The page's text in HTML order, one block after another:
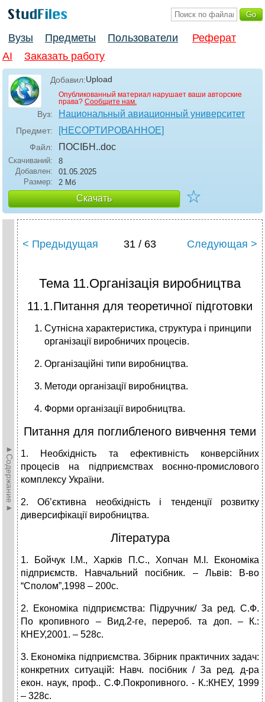
Вузы Предметы Пользователи
Реферат
AI
Заказать работу
Добавил:Upload
Опубликованный материал нарушает ваши авторские
права? Сообщите нам.
Вуз: Национальный авиационный университет
Предмет: [НЕСОРТИРОВАННОЕ]
Файл: ПОСІБН..doc
Скачиваний:
8
Добавлен:
01.05.2025
Размер:
2 Мб
Скачать ☆
►Содержание►
< Предыдущая 31 / 63 Следующая >
Тема 11.Організація виробництва
11.1.Питання для теоретичної підготовки
Сутнісна характеристика, структура і принципи
організації виробничих процесів.
Організаційні типи виробництва.
Методи організації виробництва.
Форми організації виробництва.
Питання для поглибленого вивчення теми
1. Необхідність та ефективність конверсійних
процесів на підприємствах воєнно-промислового
комплексу України.
2. Об’єктивна необхідність і тенденції розвитку
диверсифікації виробництва.
Література
1. Бойчук І.М., Харків П.С., Хопчан М.І. Економіка
підприємств. Навчальний посібник. – Львів: В-во
“Сполом”,1998 – 200с.
2. Економіка підприємства: Підручник/ За ред. С.Ф.
По кропивного – Вид.2-ге, перероб. та доп. – К.:
КНЕУ,2001. – 528с.
3. Економіка підприємства. Збірник практичних задач:
конкретних ситуацій: Навч. посібник / За ред. д-ра
екон. наук, проф.. С.Ф.Покропивного. - К.:КНЕУ, 1999
– 328с.